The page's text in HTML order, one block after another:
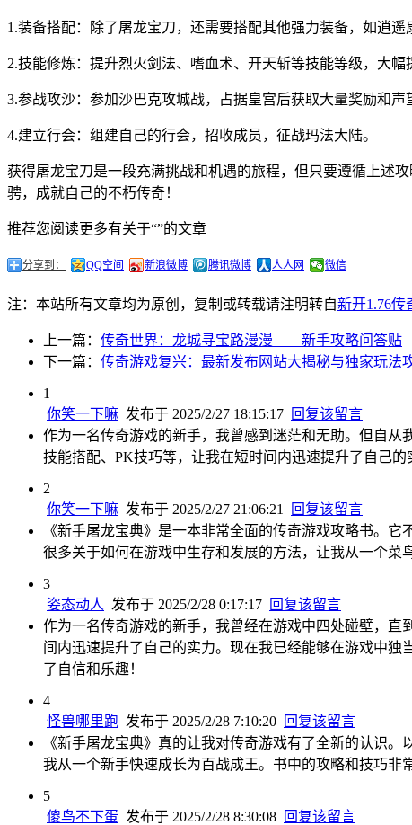
1.装备搭配：除了屠龙宝刀，还需要搭配其他强力装备，如逍遥
2.技能修炼：提升烈火剑法、嗜血术、开天斩等技能等级，大幅
3.参战攻沙：参加沙巴克攻城战，占据皇宫后获取大量奖励和声
4.建立行会：组建自己的行会，招收成员，征战玛法大陆。
获得屠龙宝刀是一段充满挑战和机遇的旅程，但只要遵循上述
骋，成就自己的不朽传奇！
推荐您阅读更多有关于“”的文章
分享到： QQ空间 新浪微博 腾讯微博 人人网 微信
注：本站所有文章均为原创，复制或转载请注明转自新开1.76传
上一篇： 传奇世界：龙城寻宝路漫漫——新手攻略问答贴
下一篇： 传奇游戏复兴：最新发布网站大揭秘与独家玩法
1
你笑一下嘛 发布于 2025/2/27 18:15:17 回复该留言
作为一名传奇游戏的新手，我曾感到迷茫和无助。但自从
技能搭配、PK技巧等，让我在短时间内迅速提升了自己
2
你笑一下嘛 发布于 2025/2/27 21:06:21
回复该留言
《新手屠龙宝典》是一本非常全面的传奇游戏攻略书。
很多关于如何在游戏中生存和发展的方法，让我从一个菜
3
姿态动人
发布于 2025/2/28 0:17:17 回复该留言
作为一名传奇游戏的新手，我曾经在游戏中四处碰壁，
间内迅速提升了自己的实力。现在我已经能够在游戏中
了自信和乐趣！
4
怪兽哪里跑 发布于 2025/2/28 7:10:20 回复该留言
《新手屠龙宝典》真的让我对传奇游戏有了全新的认识
我从一个新手快速成长为百战成王。书中的攻略和技巧非
5
傻鸟不下蛋 发布于 2025/2/28 8:30:08 回复该留言